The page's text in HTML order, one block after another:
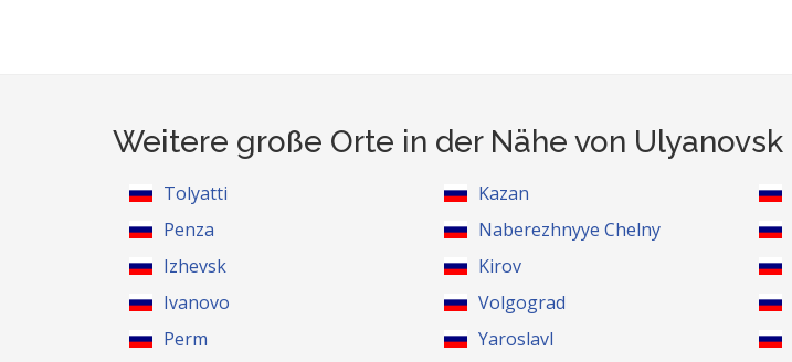
Weitere große Orte in der Nähe von Ulyanovsk
Tolyatti Kazan
Penza
Naberezhnyye Chelny
Izhevsk
Kirov
Ivanovo
Volgograd
Perm
Yaroslavl